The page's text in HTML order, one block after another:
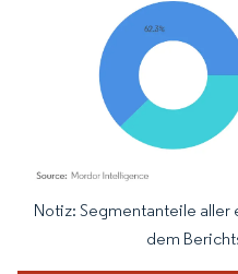
Bild © Mordor Intelligence.
Notiz: Segmentanteile aller
dem